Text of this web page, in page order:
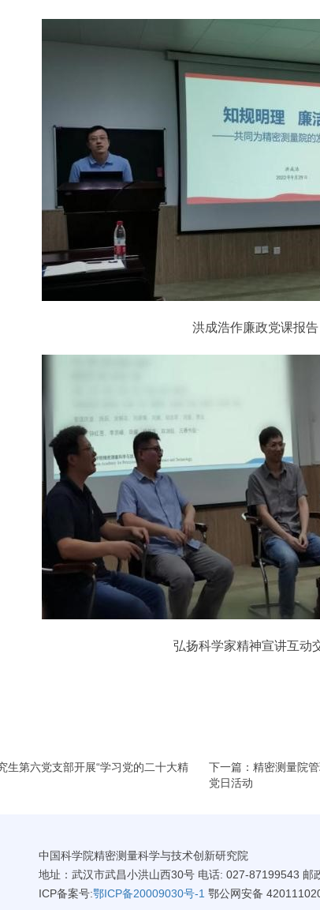
洪成浩作廉政党课报告
弘扬科学家精神宣讲互动
生第六党支部开展“学习党的二十大精
下一篇：精密测量院
党日活动
中国科学院精密测量科学与技术创新研究院
地址：武汉市武昌小洪山西30号 电话: 027-87199543 邮
ICP备案号:鄂ICP备20009030号-1 鄂公网安备